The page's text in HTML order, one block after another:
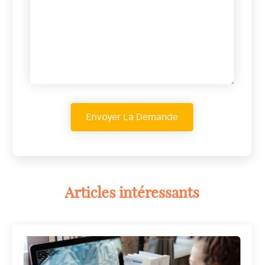
Articles intéressants